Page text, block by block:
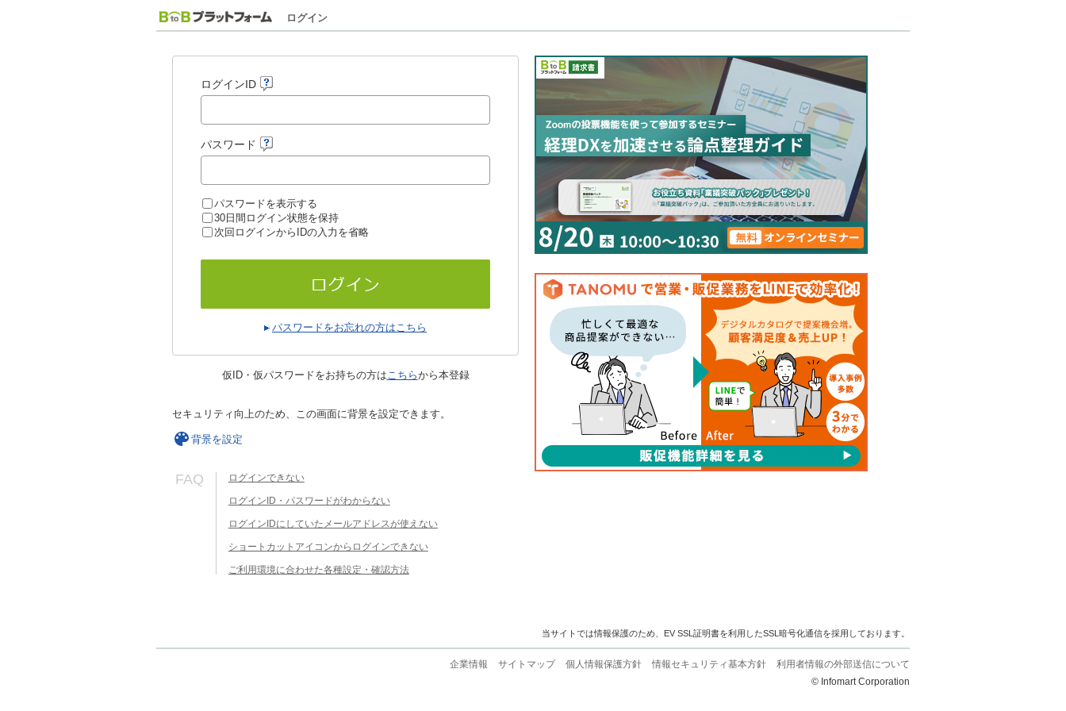
ログイン
ログインID
パスワード
パスワードを表示する
30日間ログイン状態を保持
次回ログインからIDの入力を省略
パスワードをお忘れの方はこちら
仮ID・仮パスワードをお持ちの方はこちらから本登録
セキュリティ向上のため、この画面に背景を設定できます。
背景を設定
FAQ ログインできない
ログインID・パスワードがわからない
ログインIDにしていたメールアドレスが使えない
ショートカットアイコンからログインできない
ご利用環境に合わせた各種設定・確認方法
当サイトでは情報保護のため、EV SSL証明書を利用したSSL暗号化通信を採用しております。
企業情報 サイトマップ 個人情報保護方針 情報セキュリティ基本方針
利用者情報の外部送信について
© Infomart Corporation